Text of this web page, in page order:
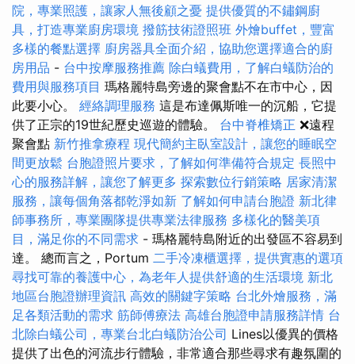
院，專業照護，讓家人無後顧之憂 提供優質的不鏽鋼廚
具，打造專業廚房環境 撥筋技術證照班 外燴buffet，豐富
多樣的餐點選擇 廚房器具全面介紹，協助您選擇適合的廚
房用品 - 台中按摩服務推薦 除白蟻費用，了解白蟻防治的
費用與服務項目 瑪格麗特島旁邊的聚會點不在市中心，因
此要小心。 經絡調理服務 這是布達佩斯唯一的沉船，它提
供了正宗的19世紀歷史巡遊的體驗。 台中脊椎矯正 ❌遠程
聚會點 新竹推拿療程 現代簡約主臥室設計，讓您的睡眠空
間更放鬆 台胞證照片要求，了解如何準備符合規定 長照中
心的服務詳解，讓您了解更多 探索數位行銷策略 居家清潔
服務，讓每個角落都乾淨如新 了解如何申請台胞證 新北律
師事務所，專業團隊提供專業法律服務 多樣化的醫美項
目，滿足你的不同需求 - 瑪格麗特島附近的出發區不容易到
達。 總而言之，Portum 二手冷凍櫃選擇，提供實惠的選項
尋找可靠的養護中心，為老年人提供舒適的生活環境 新北
地區台胞證辦理資訊 高效的關鍵字策略 台北外燴服務，滿
足各類活動的需求 筋師傅療法 高雄台胞證申請服務詳情 台
北除白蟻公司，專業台北白蟻防治公司 Lines以優異的價格
提供了出色的河流步行體驗，非常適合那些尋求有趣氛圍的